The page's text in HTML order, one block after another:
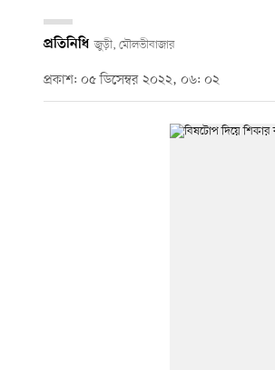
প্রতিনিধি জুড়ী, মৌলভীবাজার
প্রকাশ: ০৫ ডিসেম্বর ২০২২, ০৬: ০২